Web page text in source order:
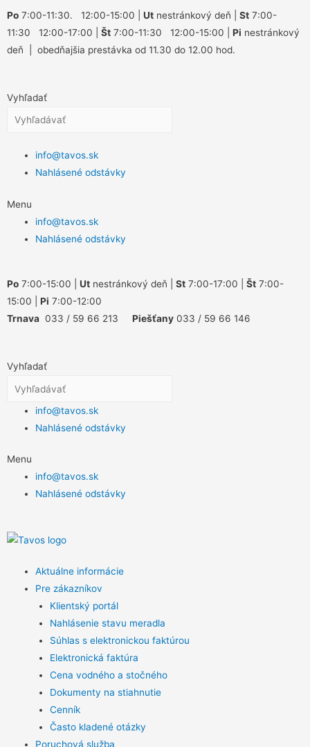
Po 7:00-11:30. 12:00-15:00 | Ut nestránkový deň | St 7:00-
11:30 12:00-17:00 | Št 7:00-11:30 12:00-15:00 | Pi nestránkový
deň | obedňajšia prestávka od 11.30 do 12.00 hod.
Vyhľadať
info@tavos.sk
Nahlásené odstávky
Menu
info@tavos.sk
Nahlásené odstávky
Po 7:00-15:00 | Ut nestránkový deň | St 7:00-17:00 | Št 7:00-
15:00 | Pi 7:00-12:00
Trnava 033 / 59 66 213 Piešťany 033 / 59 66 146
Vyhľadať
info@tavos.sk
Nahlásené odstávky
Menu
info@tavos.sk
Nahlásené odstávky
Aktuálne informácie
Pre zákazníkov
Klientský portál
Nahlásenie stavu meradla
Súhlas s elektronickou faktúrou
Elektronická faktúra
Cena vodného a stočného
Dokumenty na stiahnutie
Cenník
Často kladené otázky
Poruchová služba